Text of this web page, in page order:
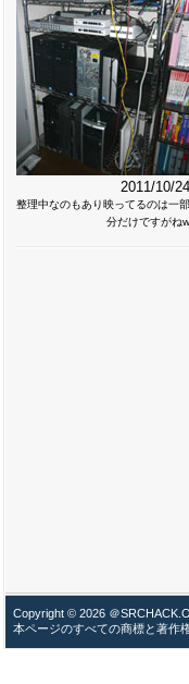
2011/10/24
整理中なのもあり映ってるのは一部
分だけですがねw
Copyright © 2026 ＠
本ページのすべての商標と著作